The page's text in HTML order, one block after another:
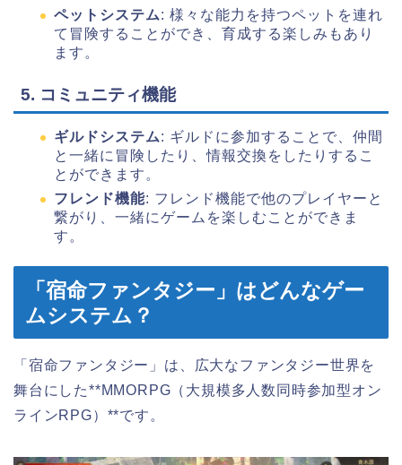
ペットシステム: 様々な能力を持つペットを連れ
て冒険することができ、育成する楽しみもあり
ます。
5. コミュニティ機能
ギルドシステム: ギルドに参加することで、仲間
と一緒に冒険したり、情報交換をしたりするこ
とができます。
フレンド機能: フレンド機能で他のプレイヤーと
繋がり、一緒にゲームを楽しむことができま
す。
「宿命ファンタジー」はどんなゲー
ムシステム？
「宿命ファンタジー」は、広大なファンタジー世界を
舞台にした**MMORPG（大規模多人数同時参加型オン
ラインRPG）**です。